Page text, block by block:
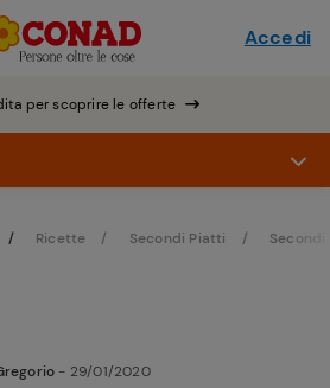
per scoprire le offerte
Accedi
Ricette Secondi Piatti
- 29/01/2020